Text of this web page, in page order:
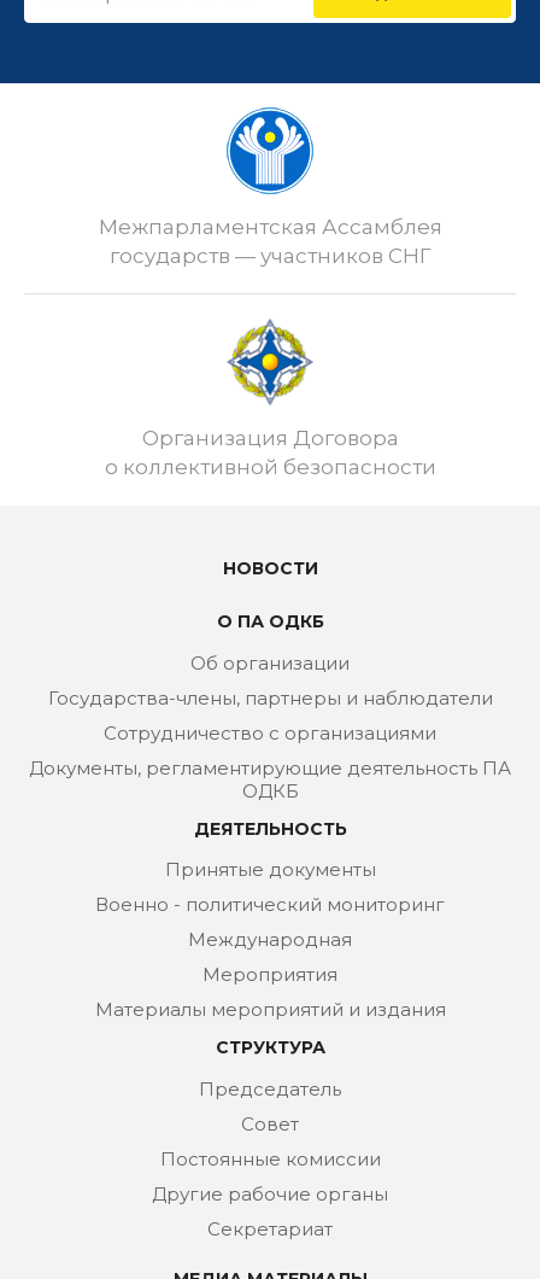
Межпарламентская Ассамблея
государств — участников СНГ
Организация Договора
о коллективной безопасности
НОВОСТИ
О ПА ОДКБ
Об организации
Государства-члены, партнеры и наблюдатели
Сотрудничество с организациями
Документы, регламентирующие деятельность ПА
ОДКБ
ДЕЯТЕЛЬНОСТЬ
Принятые документы
Военно - политический мониторинг
Международная
Мероприятия
Материалы мероприятий и издания
СТРУКТУРА
Председатель
Совет
Постоянные комиссии
Другие рабочие органы
Секретариат